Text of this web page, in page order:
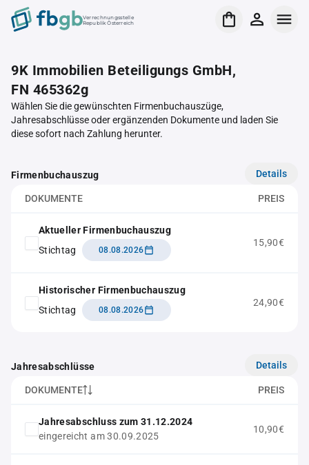
Verrechnungsstelle
Republik Österreich
9K Immobilien Beteiligungs GmbH,
FN 465362g
Wählen Sie die gewünschten Firmenbuchauszüge,
Jahresabschlüsse oder ergänzenden Dokumente und laden Sie
diese sofort nach Zahlung herunter.
Firmenbuchauszug Details
DOKUMENTE PREIS
Aktueller Firmenbuchauszug
Stichtag
08.08.2026
15,90€
Historischer Firmenbuchauszug
Stichtag
08.08.2026
24,90€
Jahresabschlüsse Details
DOKUMENTE PREIS
Jahresabschluss zum 31.12.2024
eingereicht am 30.09.2025
10,90€